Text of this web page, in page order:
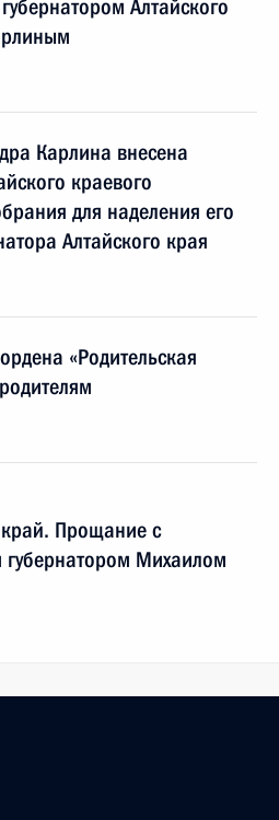
Алтайского
Карлина внесена
краевого
для наделения его
Алтайского края
«Родительская
Прощание с
губернатором Михаилом